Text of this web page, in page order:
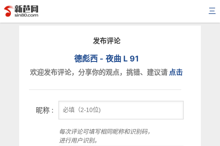
三
发布评论
德彪西 - 夜曲 L 91
欢迎发布评论，分享你的观点，挑错、建议请 点击
昵称 :
每次评论可填写相同昵称和识别码，
进行用户识别。